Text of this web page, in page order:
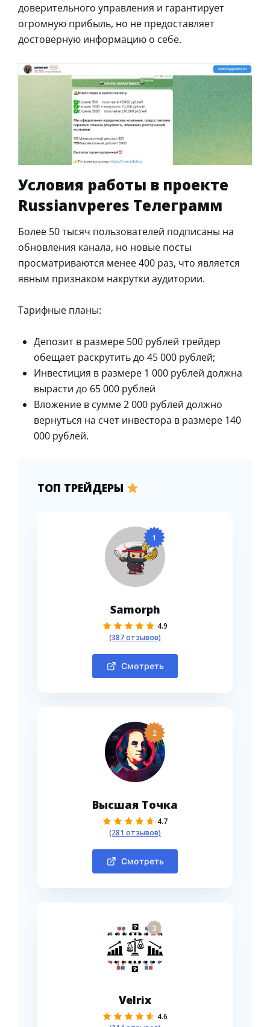
доверительного управления и гарантирует
огромную прибыль, но не предоставляет
достоверную информацию о себе.
Условия работы в проекте
Russianvperes Телеграмм
Более 50 тысяч пользователей подписаны на
обновления канала, но новые посты
просматриваются менее 400 раз, что является
явным признаком накрутки аудитории.
Тарифные планы:
Депозит в размере 500 рублей трейдер
обещает раскрутить до 45 000 рублей;
Инвестиция в размере 1 000 рублей должна
вырасти до 65 000 рублей
Вложение в сумме 2 000 рублей должно
вернуться на счет инвестора в размере 140
000 рублей.
ТОП ТРЕЙДЕРЫ
1
Samorph
4.9
(387 отзывов)
Смотреть
2
Высшая Точка
4.7
(281 отзывов)
Смотреть
3
Velrix
4.6